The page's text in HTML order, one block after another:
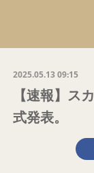
2025.05.13 09:15
【速報】ス
式発表。